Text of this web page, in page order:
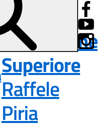
Istituto
d'Istruzione
Superiore
Raffele
Piria—